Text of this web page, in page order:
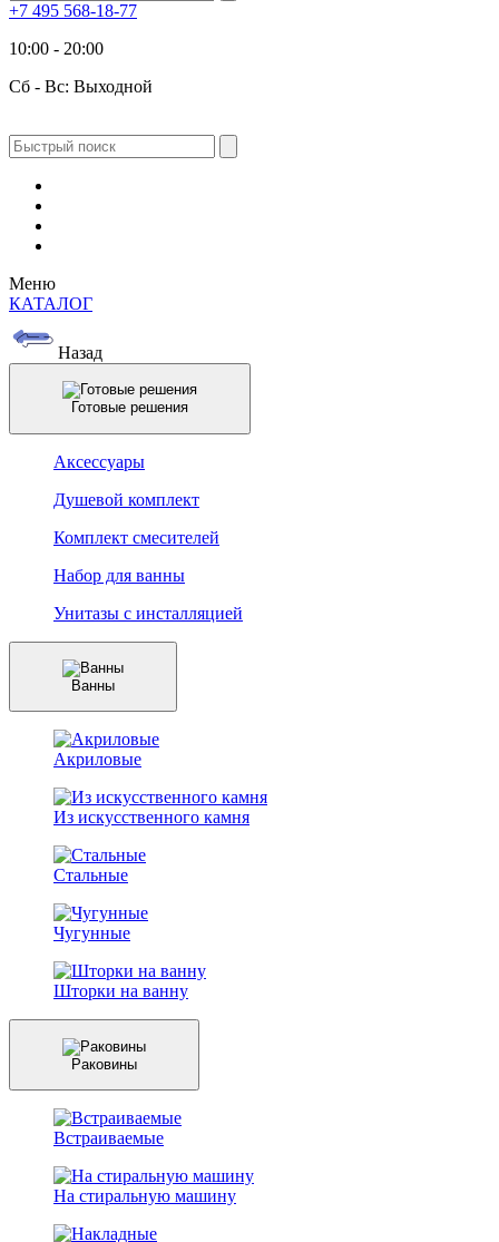
+7 495 568-18-77
10:00 - 20:00
Сб - Вс: Выходной
Меню
КАТАЛОГ
Назад
Готовые решения
Аксессуары
Душевой комплект
Комплект смесителей
Набор для ванны
Унитазы с инсталляцией
Ванны
Акриловые
Из искусственного камня
Стальные
Чугунные
Шторки на ванну
Раковины
Встраиваемые
На стиральную машину